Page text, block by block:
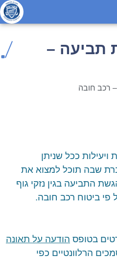
תביעה –
רכב חובה
ככל שניתן
שבה תוכל למצוא את
התביעה בגין נזקי גוף
פי ביטוח רכב חובה.
בטופס הודעה על תאונה
הרלוונטיים כפי